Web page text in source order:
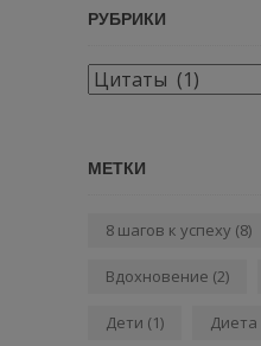
РУБРИКИ
Рубрики
МЕТКИ
8 шагов к успеху (8)
Вдохновение (2)
Дети (1) Диета